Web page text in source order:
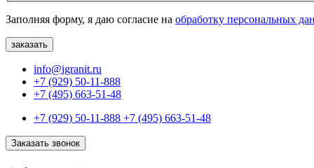
Заполняя форму, я даю согласие на обработку персональных
info@igranit.ru
+7 (929) 50-11-888
+7 (495) 663-51-48
+7 (929) 50-11-888 +7 (495) 663-51-48
Заказать звонок